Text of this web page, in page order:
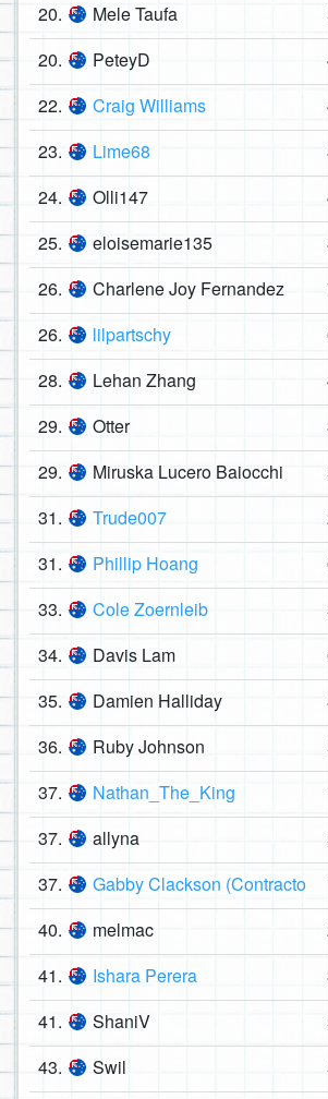
20. Mele Taufa
20. PeteyD
22. Craig Williams
23. Lime68
24. Olli147
25. eloisemarie135
26. Charlene Joy Fernandez
26. lilpartschy
28. Lehan Zhang
29. Otter
29. Miruska Lucero Baiocchi
31. Trude007
31. Phillip Hoang
33. Cole Zoernleib
34. Davis Lam
35. Damien Halliday
36. Ruby Johnson
37. Nathan_The_King
37. allyna
37. Gabby Clackson (Contracto
40. melmac
41. Ishara Perera
41. ShaniV
43. Swil